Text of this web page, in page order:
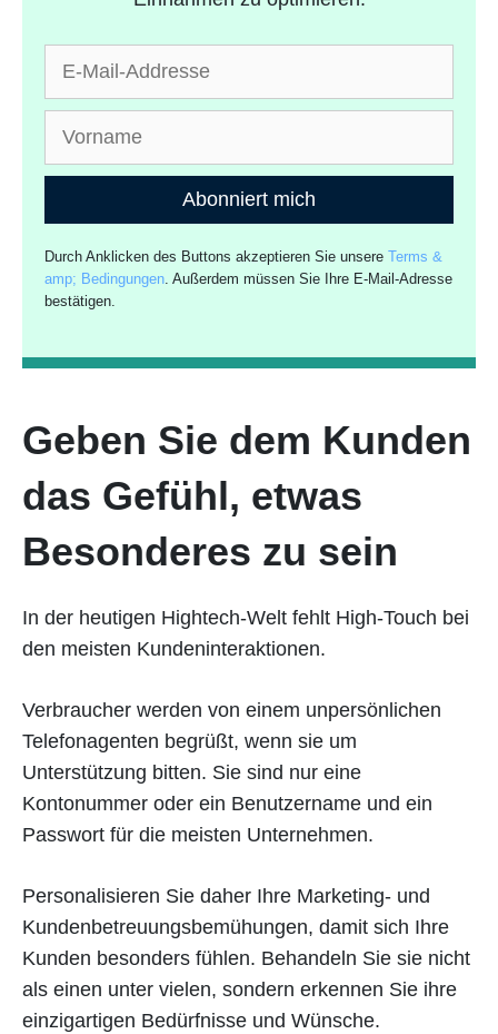
Abonniert mich
Durch Anklicken des Buttons akzeptieren Sie unsereTerms &
amp; Bedingungen. Außerdem müssen Sie Ihre E-Mail-Adresse
bestätigen.
Geben Sie dem Kunden
das Gefühl, etwas
Besonderes zu sein
In der heutigen Hightech-Welt fehlt High-Touch bei
den meisten Kundeninteraktionen.
Verbraucher werden von einem unpersönlichen
Telefonagenten begrüßt, wenn sie um
Unterstützung bitten. Sie sind nur eine
Kontonummer oder ein Benutzername und ein
Passwort für die meisten Unternehmen.
Personalisieren Sie daher Ihre Marketing- und
Kundenbetreuungsbemühungen, damit sich Ihre
Kunden besonders fühlen. Behandeln Sie sie nicht
als einen unter vielen, sondern erkennen Sie ihre
einzigartigen Bedürfnisse und Wünsche.